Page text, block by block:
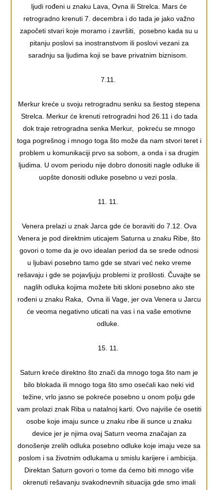
ljudi rođeni u znaku Lava, Ovna ili Strelca. Mars će
retrogradno krenuti 7. decembra i do tada je jako važno
započeti stvari koje moramo i završiti, posebno kada su u
pitanju poslovi sa inostranstvom ili poslovi vezani za
saradnju sa ljudima koji se bave privatnim biznisom.
7.11.
Merkur kreće u svoju retrogradnu senku sa šestog stepena
Strelca. Merkur će krenuti retrogradni hod 26.11 i do tada
dok traje retrogradna senka Merkur, pokreću se mnogo
toga pogrešnog i mnogo toga što može da nam stvori teret i
problem u komunikaciji prvo sa sobom, a onda i sa drugim
ljudima. U ovom periodu nije dobro donositi nagle odluke ili
uopšte donositi odluke posebno u vezi posla.
11. 11.
Venera prelazi u znak Jarca gde će boraviti do 7.12. Ova
Venera je pod direktnim uticajem Saturna u znaku Ribe, što
govori o tome da je ovo idealan period da se srede odnosi
u ljubavi posebno tamo gde se stvari već neko vreme
rešavaju i gde se pojavljuju problemi iz prošlosti. Čuvajte se
naglih odluka kojima možete biti skloni posebno ako ste
rođeni u znaku Raka, Ovna ili Vage, jer ova Venera u Jarcu
će veoma negativno uticati na vas i na vaše emotivne
odluke.
15. 11.
Saturn kreće direktno što znači da mnogo toga što nam je
bilo blokada ili mnogo toga što smo osećali kao neki vid
težine, vrlo jasno se pokreće posebno u onom polju gde
vam prolazi znak Riba u natalnoj karti. Ovo najviše će osetiti
osobe koje imaju sunce u znaku ribe ili sunce u znaku
device jer je njima ovaj Saturn veoma značajan za
donošenje zrelih odluka posebno odluke koje imaju veze sa
poslom i sa životnim odlukama u smislu karijere i ambicija.
Direktan Saturn govori o tome da ćemo biti mnogo više
okrenuti rešavanju svakodnevnih situacija gde smo imali